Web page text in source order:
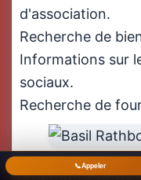
d'association.
Recherche de
Informations sur
sociaux.
Recherche de
📞Appeler